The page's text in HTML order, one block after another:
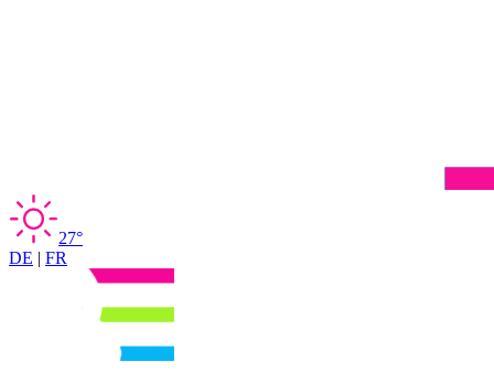
27°
DE | FR